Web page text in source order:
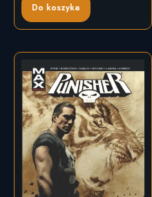
Do koszyka